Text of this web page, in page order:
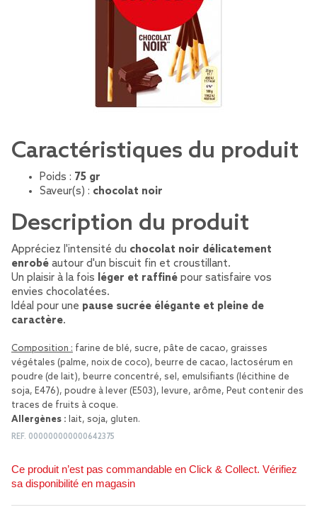
Caractéristiques du produit
Poids : 75 gr
Saveur(s) : chocolat noir
Description du produit
Appréciez l'intensité du chocolat noir délicatement
enrobé autour d'un biscuit fin et croustillant.
Un plaisir à la fois léger et raffiné pour satisfaire vos
envies chocolatées.
Idéal pour une pause sucrée élégante et pleine de
caractère.
Composition : farine de blé, sucre, pâte de cacao, graisses
végétales (palme, noix de coco), beurre de cacao, lactosérum en
poudre (de lait), beurre concentré, sel, emulsifiants (lécithine de
soja, E476), poudre à lever (E503), levure, arôme, Peut contenir des
traces de fruits à coque.
Allergènes : lait, soja, gluten.
REF. 000000000000642375
Ce produit n’est pas commandable en Click & Collect. Vérifiez
sa disponibilité en magasin